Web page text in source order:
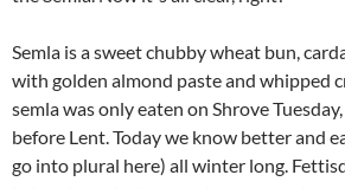
Semla is a sweet chubby wheat bun,
with golden almond paste and whipped
semla was only eaten on Shrove
before Lent. Today we know better and
go into plural here) all winter long.